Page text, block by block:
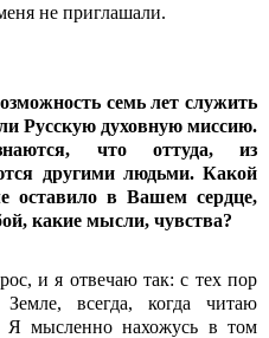
не приглашали.
семь лет служить
Русскую духовную миссию.
что оттуда, из
другими людьми. Какой
оставило в Вашем сердце,
какие мысли, чувства?
и я отвечаю так: с тех пор
всегда, когда читаю
Я мысленно нахожусь в том